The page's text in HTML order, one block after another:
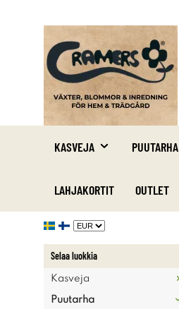
KASVEJA PUUTARHA
LAHJAKORTIT OUTLET
Selaa luokkia
Kasveja
Puutarha